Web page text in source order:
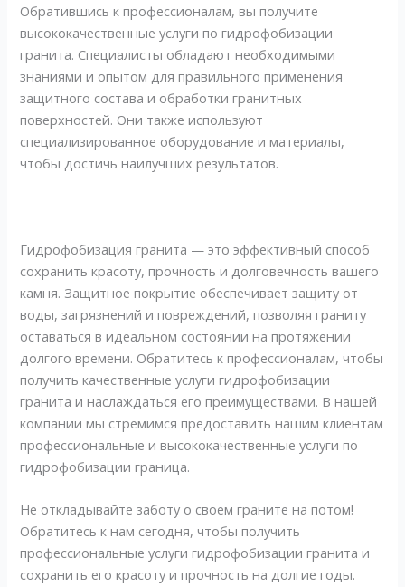
Обратившись к профессионалам, вы получите
высококачественные услуги по гидрофобизации
гранита. Специалисты обладают необходимыми
знаниями и опытом для правильного применения
защитного состава и обработки гранитных
поверхностей. Они также используют
специализированное оборудование и материалы,
чтобы достичь наилучших результатов.
Гидрофобизация гранита — это эффективный способ
сохранить красоту, прочность и долговечность вашего
камня. Защитное покрытие обеспечивает защиту от
воды, загрязнений и повреждений, позволяя граниту
оставаться в идеальном состоянии на протяжении
долгого времени. Обратитесь к профессионалам, чтобы
получить качественные услуги гидрофобизации
гранита и наслаждаться его преимуществами. В нашей
компании мы стремимся предоставить нашим клиентам
профессиональные и высококачественные услуги по
гидрофобизации граница.
Не откладывайте заботу о своем граните на потом!
Обратитесь к нам сегодня, чтобы получить
профессиональные услуги гидрофобизации гранита и
сохранить его красоту и прочность на долгие годы.